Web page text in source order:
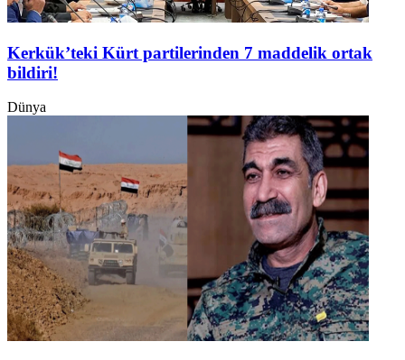
Kerkük’teki Kürt partilerinden 7 maddelik ortak
bildiri!
Dünya